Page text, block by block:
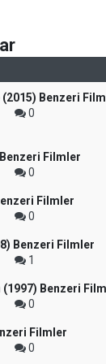
Benzeri
0
Filmler
0
Filmler
0
Benzeri Filmler
1
Benzeri
0
Filmler
0